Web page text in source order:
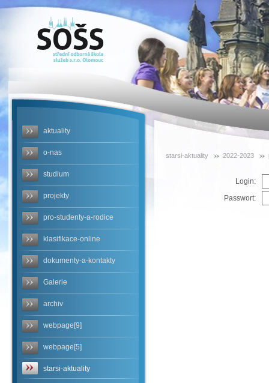
SOŠS -
predvanocni-
aktuality
o-nas
studium
projekty
pro-studenty-a-rodice
klasifikace-online
dokumenty-a-kontakty
Galerie
archiv
webpage[9]
webpage[5]
starsi-aktuality
starsi-aktuality 2022-2023
Login:
Passwort: